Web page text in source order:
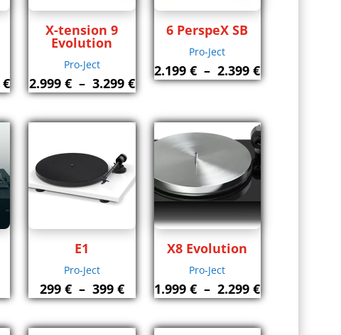
€Plage
de
prix :
4.999 €
X-tension 9
Evolution
Pro-Ject
2.999 € – 3.299 €Plage
de
prix :
2.999 €
3.299 €
6 PerspeX SB
Pro-Ject
2.199€ – 2.399€Plage
de
2.199 €
à
2.399 €
E1
Pro-Ject
299 € – 399 €Plage
de
prix :
X8 Evolution
Pro-Ject
1.999€ – 2.299€Plage
de
prix :